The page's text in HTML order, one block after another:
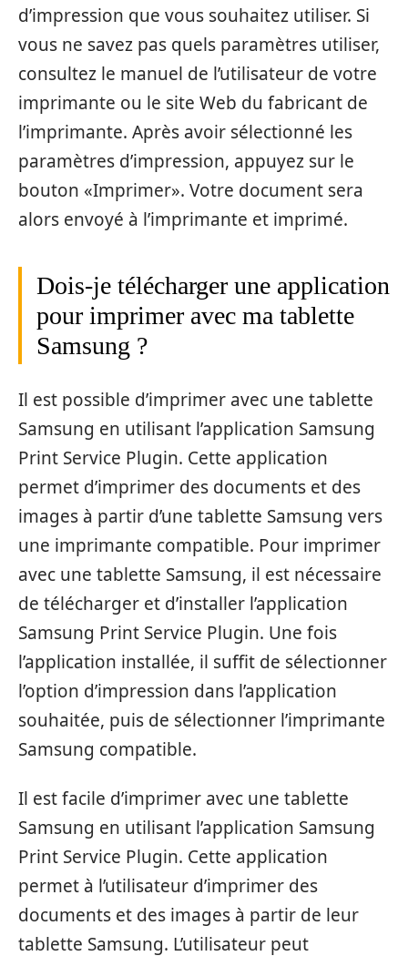
d’impression que vous souhaitez utiliser. Si
vous ne savez pas quels paramètres utiliser,
consultez le manuel de l’utilisateur de votre
imprimante ou le site Web du fabricant de
l’imprimante. Après avoir sélectionné les
paramètres d’impression, appuyez sur le
bouton «Imprimer». Votre document sera
alors envoyé à l’imprimante et imprimé.
Dois-je télécharger une application
pour imprimer avec ma tablette
Samsung ?
Il est possible d’imprimer avec une tablette
Samsung en utilisant l’application Samsung
Print Service Plugin. Cette application
permet d’imprimer des documents et des
images à partir d’une tablette Samsung vers
une imprimante compatible. Pour imprimer
avec une tablette Samsung, il est nécessaire
de télécharger et d’installer l’application
Samsung Print Service Plugin. Une fois
l’application installée, il suffit de sélectionner
l’option d’impression dans l’application
souhaitée, puis de sélectionner l’imprimante
Samsung compatible.
Il est facile d’imprimer avec une tablette
Samsung en utilisant l’application Samsung
Print Service Plugin. Cette application
permet à l’utilisateur d’imprimer des
documents et des images à partir de leur
tablette Samsung. L’utilisateur peut